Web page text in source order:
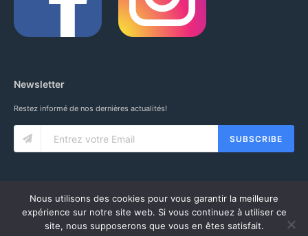
Newsletter
Restez informé de nos dernières actualités!
SUBSCRIBE
© 2020 IUNG SARL. ALL RIGHTS RESERVED.CGV -MENTIONS LÉGALES-
Nous utilisons des cookies pour vous garantir la meilleure
expérience sur notre site web. Si vous continuez à utiliser ce
site, nous supposerons que vous en êtes satisfait.